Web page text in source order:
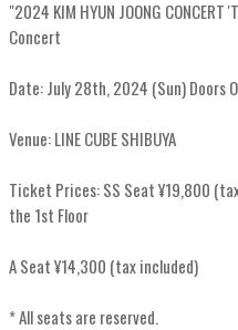
"2024 KIM HYUN JOONG CONCERT
Concert
Date: July 28th, 2024 (Sun) Doors
Venue: LINE CUBE SHIBUYA
Ticket Prices: SS Seat ¥19,800
the 1st Floor
A Seat ¥14,300 (tax included)
* All seats are reserved.